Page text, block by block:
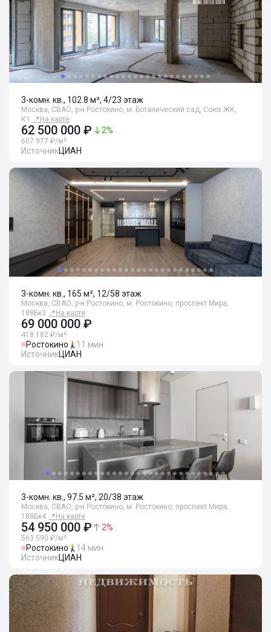
3-комн. кв., 102.8 м², 4/23 этаж
Москва, СВАО, р-н Ростокино, м. Ботанический сад, Союз ЖК,
К1
📍 На карте
62 500 000 ₽ 2%
607 977 ₽/м²
ИсточникЦИАН
3-комн. кв., 165 м², 12/58 этаж
Москва, СВАО, р-н Ростокино, м. Ростокино, проспект Мира,
188Бк3 📍 На карте
69 000 000 ₽
418 182 ₽/м²
Ростокино
11 мин
ИсточникЦИАН
3-комн. кв., 97.5 м², 20/38 этаж
Москва, СВАО, р-н Ростокино, м. Ростокино, проспект Мира,
188Бк4 📍 На карте
54 950 000 ₽ 2%
563 590 ₽/м²
Ростокино
14 мин
ИсточникЦИАН